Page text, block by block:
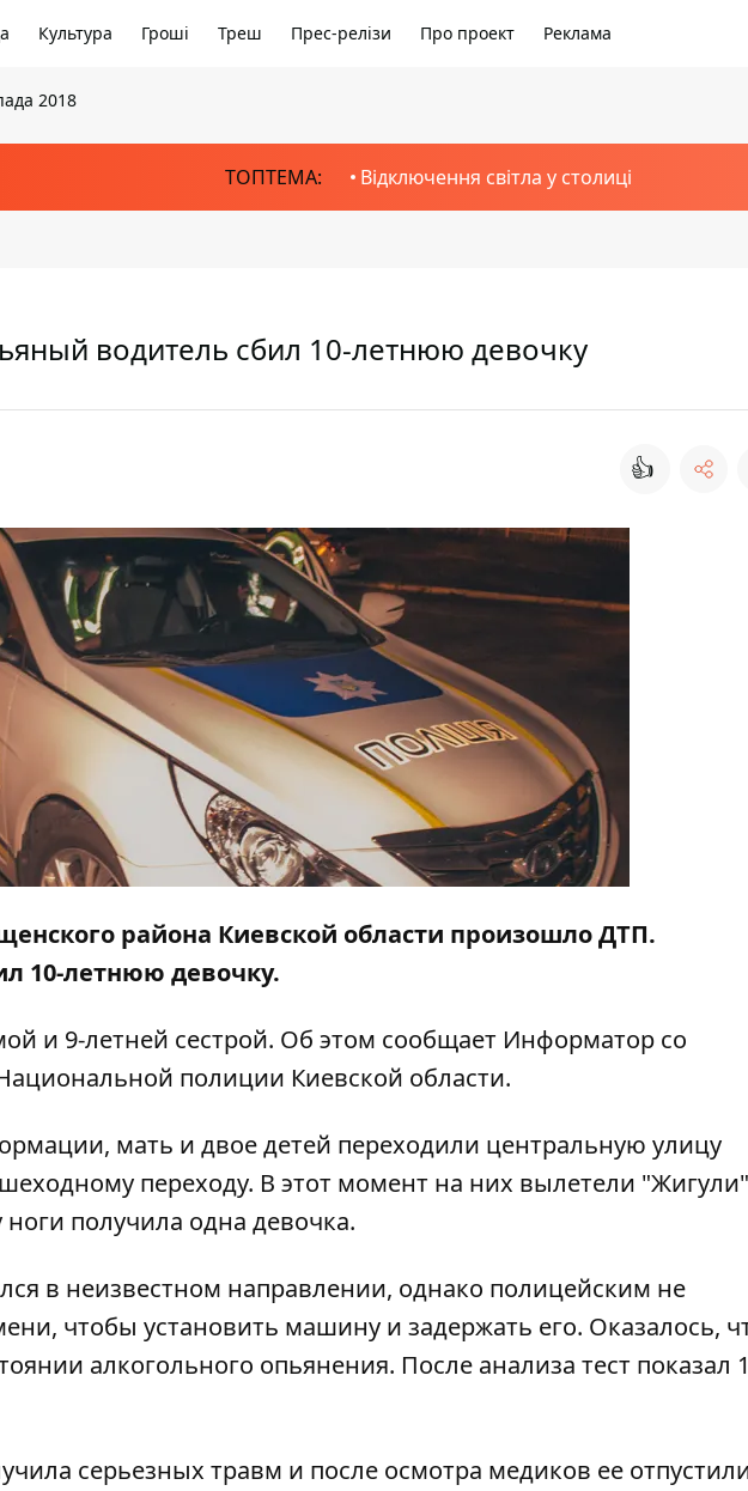
Культура Гроші Треш Прес-релізи Про проект Реклама
2018
ТОПТЕМА: Відключення світла у столиці
водитель сбил 10-летнюю девочку
👍
района Киевской области произошло ДТП.
10-летнюю девочку.
и 9-летней сестрой. Об этом сообщает Информатор со
полиции Киевской области.
мать и двое детей переходили центральную улицу
переходу. В этот момент на них вылетели
получила одна девочка.
в неизвестном направлении, однако полицейским не
чтобы установить машину и задержать его. Оказалось,
алкогольного опьянения. После анализа тест показал
серьезных травм и после осмотра медиков ее